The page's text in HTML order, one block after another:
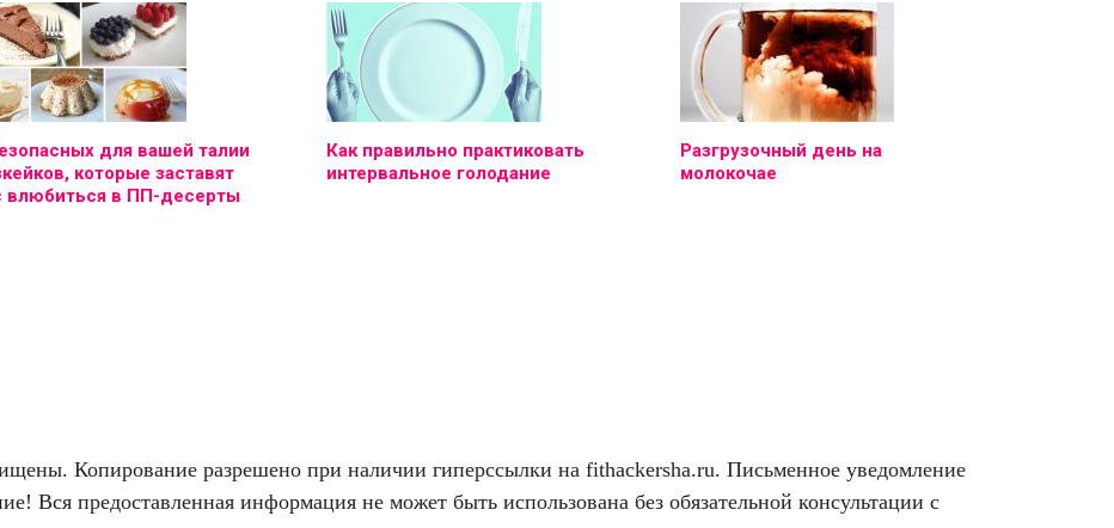
для вашей талии
которые заставят
влюбиться в ПП-десерты
Как правильно практиковать
интервальное голодание
Разгрузочный день на
молокочае
Копирование разрешено при наличии гиперссылки на fithackersha.ru. Письменное уведомление
Вся предоставленная информация не может быть использована без обязательной консультации с